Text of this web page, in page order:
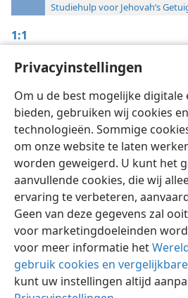
Privacyinstellingen
Om u de best mogelijke
bieden, gebruiken wij cookies
technologieën. Sommige
om onze website te laten
worden geweigerd. U kunt het
aanvullende cookies, die wij
ervaring te verbeteren,
Geen van deze gegevens zal
voor marketingdoeleinden
voor meer informatie het
gebruik cookies en
kunt uw instellingen altijd
Studiehulp voor Jehovah’s
1:1
De Wachttoren,
1/10/2007, blz. 12
Nederlands
Copyright © 2026 Watch Tower Bible and
Gebruiksvoorwaarden